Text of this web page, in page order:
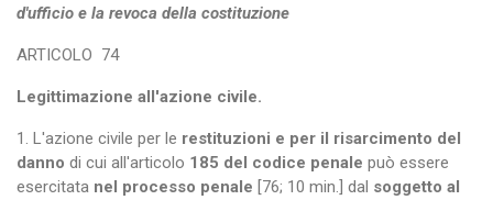
d'ufficio e la revoca della costituzione
ARTICOLO 74
Legittimazione all'azione civile.
1. L'azione civile per le restituzioni e per il risarcimento del
danno di cui all'articolo 185 del codice penale può essere
esercitata nel processo penale [76; 10 min.] dal soggetto al